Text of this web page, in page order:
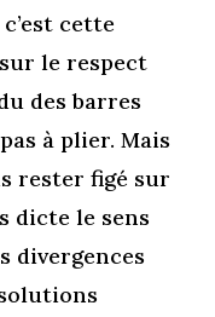
cette
le respect
des barres
à plier. Mais
rester figé sur
dicte le sens
divergences